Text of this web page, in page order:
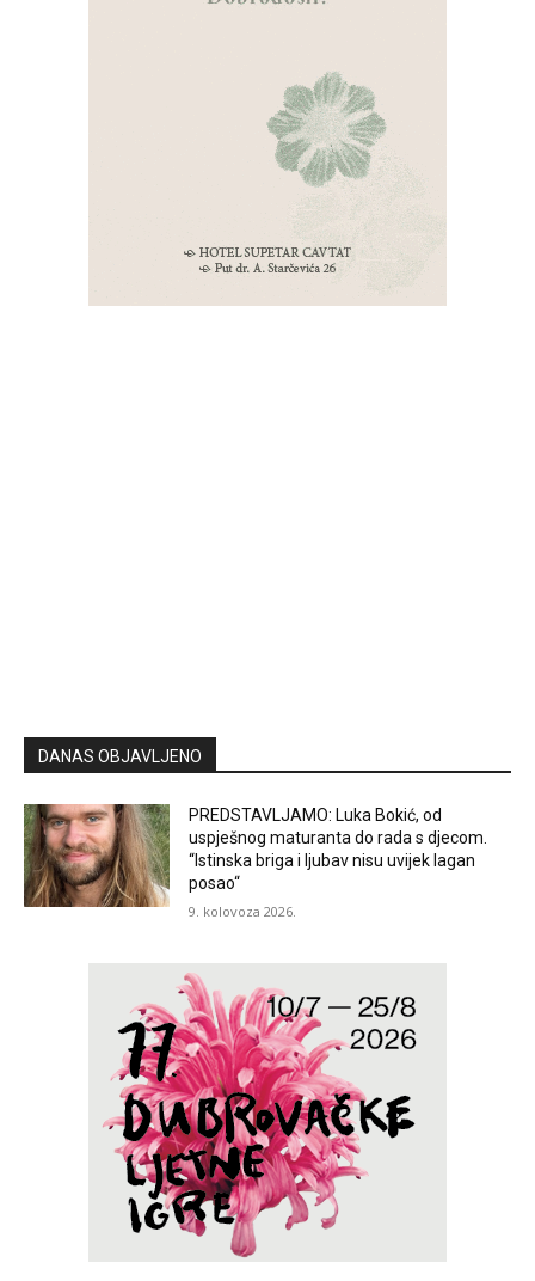
DANAS OBJAVLJENO
PREDSTAVLJAMO: Luka Bokić, od
uspješnog maturanta do rada s djecom.
“Istinska briga i ljubav nisu uvijek lagan
posao“
9. kolovoza 2026.